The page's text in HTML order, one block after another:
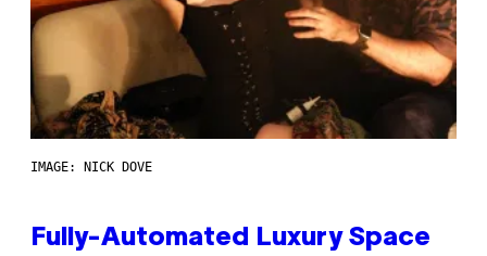
IMAGE: NICK DOVE
Fully-Automated Luxury Space